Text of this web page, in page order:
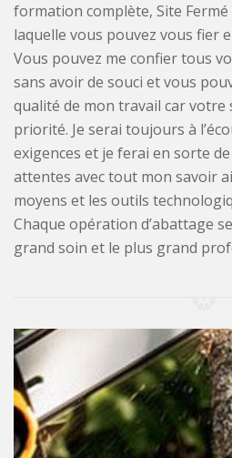
formation complète, Site
laquelle vous pouvez vous fier
Vous pouvez me confier tous
sans avoir de souci et vous
qualité de mon travail car votre
priorité. Je serai toujours à
exigences et je ferai en sorte
attentes avec tout mon savoir
moyens et les outils
Chaque opération d’abattage
grand soin et le plus grand